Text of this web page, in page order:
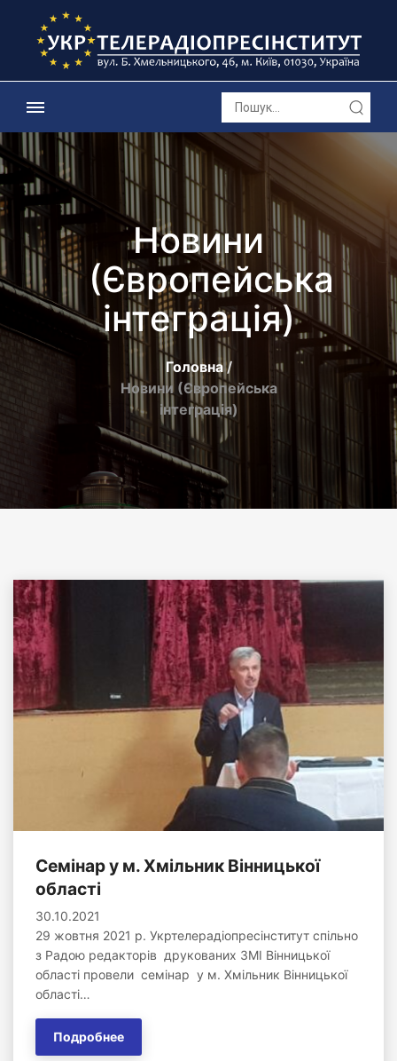
Новини
(Європейська
інтеграція)
Головна
Новини (Європейська
інтеграція)
Семінар у м. Хмільник Вінницької
області
30.10.2021
29 жовтня 2021 р. Укртелерадіопресінститут спільно
з Радою редакторів друкованих ЗМІ Вінницької
області провели семінар у м. Хмільник Вінницької
області…
Подробнее